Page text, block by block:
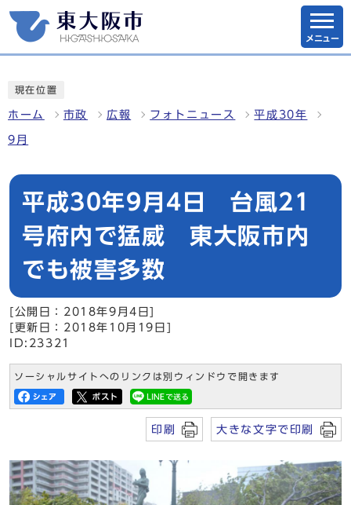
メニュー
現在位置
ホーム 市政 広報 フォトニュース 平成30年
9月
平成30年9月4日 台風21
号府内で猛威 東大阪市内
でも被害多数
[公開日：2018年9月4日]
[更新日：2018年10月19日]
ID:23321
ソーシャルサイトへのリンクは別ウィンドウで開きます
印刷 大きな文字で印刷